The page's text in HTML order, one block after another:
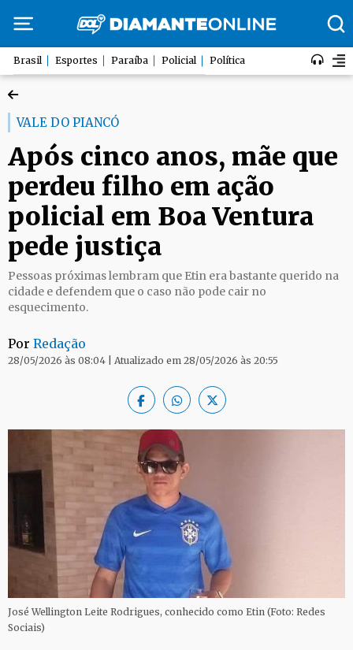
Brasil Esportes Paraíba Policial Política
VALE DO PIANCÓ
Após cinco anos, mãe que
perdeu filho em ação
policial em Boa Ventura
pede justiça
Pessoas próximas lembram que Etin era bastante querido na
cidade e defendem que o caso não pode cair no
esquecimento.
Por Redação
28/05/2026 às 08:04 | Atualizado em 28/05/2026 às 20:55
José Wellington Leite Rodrigues, conhecido como Etin (Foto: Redes
Sociais)